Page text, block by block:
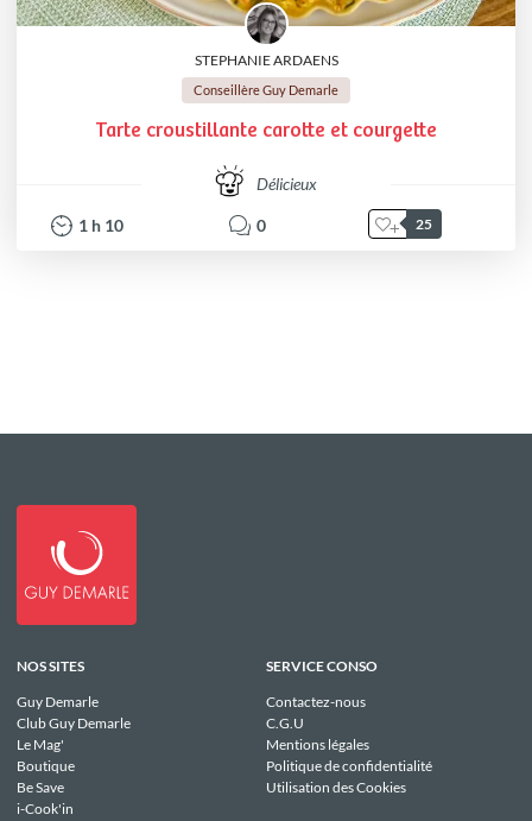
STEPHANIE ARDAENS
Conseillère Guy Demarle
Tarte croustillante carotte et courgette
Délicieux
1 h10 0 25
NOS SITES
Guy Demarle
Club Guy Demarle
Le Mag'
Boutique
Be Save
i-Cook'in
SERVICE CONSO
Contactez-nous
C.G.U
Mentions légales
Politique de confidentialité
Utilisation des Cookies